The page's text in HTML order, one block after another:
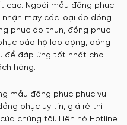
cao. Ngoài mẫu đồng phục
may các loại áo đồng
phục áo thun, đồng phục
bảo hộ lao động, đồng
để đáp ứng tốt nhất cho
hàng.
mẫu đồng phục phục vụ
phục uy tín, giá rẻ thì
chúng tôi. Liên hệ Hotline